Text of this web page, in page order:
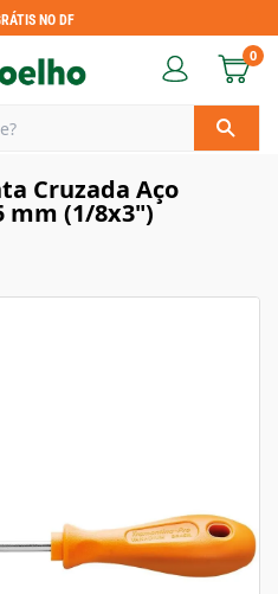
NO DF
0
Cruzada Aço
mm (1/8x3")